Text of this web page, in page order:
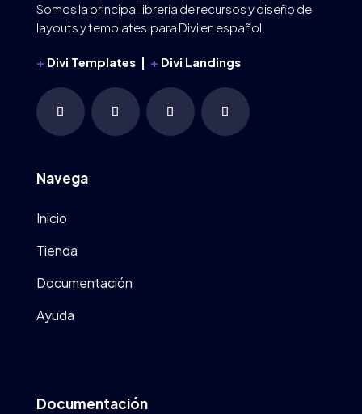
Somos la principal librería de recursos y diseño de
layouts y templates para Divi en español.
+ Divi Templates | + Divi Landings
Navega
Inicio
Tienda
Documentación
Ayuda
Documentación